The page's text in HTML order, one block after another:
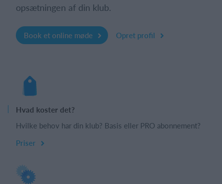
opsætningen af din klub.
Book et online møde Opret profil
Hvad koster det?
Hvilke behov har din klub? Basis eller PRO abonnement?
Priser